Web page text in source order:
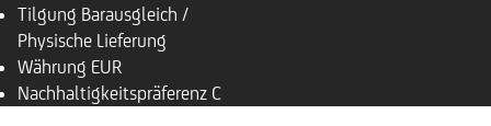
Tilgung Barausgleich /
Physische Lieferung
Währung EUR
Nachhaltigkeitspräferenz C